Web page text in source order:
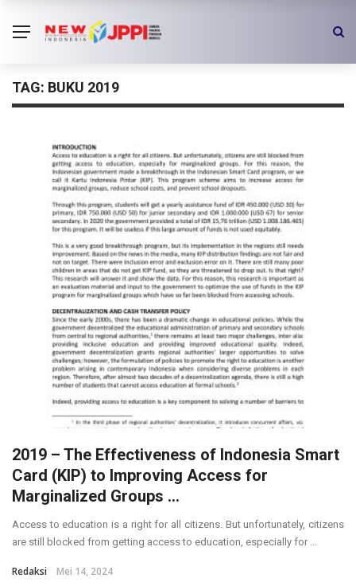
TAG: BUKU 2019
2019 – The Effectiveness of Indonesia Smart
Card (KIP) to Improving Access for
Marginalized Groups ...
Access to education is a right for all citizens. But unfortunately, citizens
are still blocked from getting access to education, especially for ...
Redaksi Mei 14, 2024